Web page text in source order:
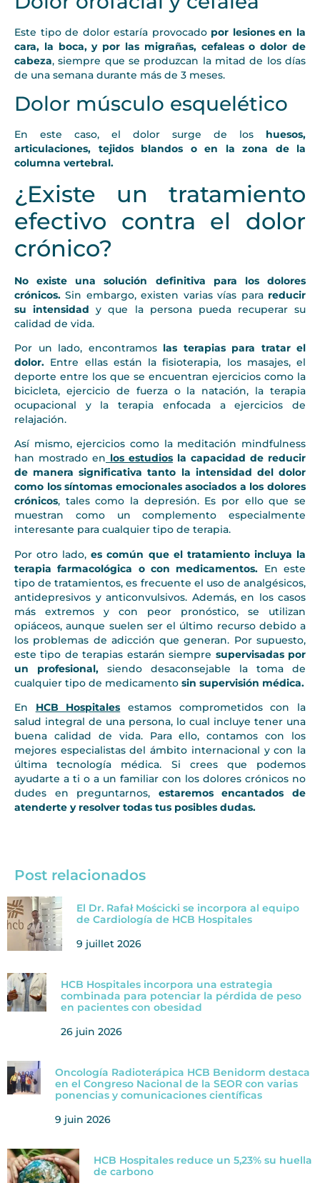
Este tipo de dolor estaría provocado por lesiones en la
cara, la boca, y por las migrañas, cefaleas o dolor de
cabeza, siempre que se produzcan la mitad de los días
de una semana durante más de 3 meses.
Dolor músculo esquelético
En este caso, el dolor surge de los huesos,
articulaciones, tejidos blandos o en la zona de la
columna vertebral.
¿Existe un tratamiento
efectivo contra el dolor
crónico?
No existe una solución definitiva para los dolores
crónicos. Sin embargo, existen varias vías para reducir
su intensidad y que la persona pueda recuperar su
calidad de vida.
Por un lado, encontramos las terapias para tratar el
dolor. Entre ellas están la fisioterapia, los masajes, el
deporte entre los que se encuentran ejercicios como la
bicicleta, ejercicio de fuerza o la natación, la terapia
ocupacional y la terapia enfocada a ejercicios de
relajación.
Así mismo, ejercicios como la meditación mindfulness
han mostrado en los estudios la capacidad de reducir
de manera significativa tanto la intensidad del dolor
como los síntomas emocionales asociados a los dolores
crónicos, tales como la depresión. Es por ello que se
muestran como un complemento especialmente
interesante para cualquier tipo de terapia.
Por otro lado,es común que el tratamiento incluya la
terapia farmacológica o con medicamentos. En este
tipo de tratamientos, es frecuente el uso de analgésicos,
antidepresivos y anticonvulsivos. Además, en los casos
más extremos y con peor pronóstico, se utilizan
opiáceos, aunque suelen ser el último recurso debido a
los problemas de adicción que generan. Por supuesto,
este tipo de terapias estarán siempre supervisadas por
un profesional, siendo desaconsejable la toma de
cualquier tipo de medicamento sin supervisión médica.
En HCB Hospitales estamos comprometidos con la
salud integral de una persona, lo cual incluye tener una
buena calidad de vida. Para ello, contamos con los
mejores especialistas del ámbito internacional y con la
última tecnología médica. Si crees que podemos
ayudarte a ti o a un familiar con los dolores crónicos no
dudes en preguntarnos, estaremos encantados de
atenderte y resolver todas tus posibles dudas.
Post relacionados
El Dr. Rafał Mościcki se incorpora al equipo
de Cardiología de HCB Hospitales
9 juillet 2026
HCB Hospitales incorpora una estrategia
combinada para potenciar la pérdida de peso
en pacientes con obesidad
26 juin 2026
Oncología Radioterápica HCB Benidorm destaca
en el Congreso Nacional de la SEOR con varias
ponencias y comunicaciones científicas
9 juin 2026
HCB Hospitales reduce un 5,23% su huella
de carbono